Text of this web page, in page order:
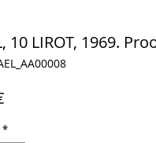
10 LIROT, 1969.
*